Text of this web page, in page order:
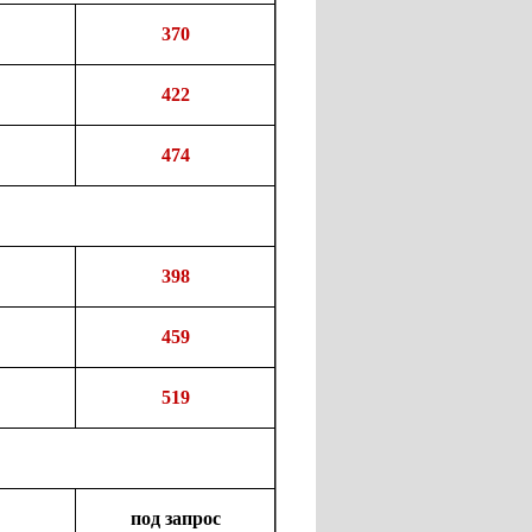
370
422
474
398
459
519
под запрос